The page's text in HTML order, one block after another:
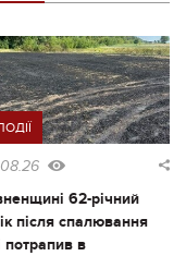
62-річний
після спалювання
потрапив в